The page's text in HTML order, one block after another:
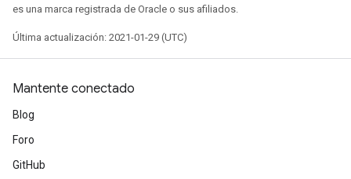
es una marca registrada de Oracle o sus afiliados.
Última actualización: 2021-01-29 (UTC)
Mantente conectado
Blog
Foro
GitHub